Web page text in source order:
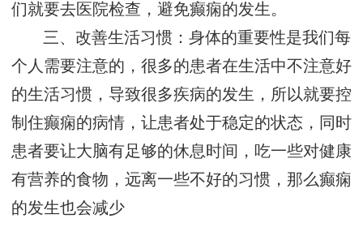
们就要去医院检查，避免癫痫的发生。
三、改善生活习惯：身体的重要性是我们每
个人需要注意的，很多的患者在生活中不注意好
的生活习惯，导致很多疾病的发生，所以就要控
制住癫痫的病情，让患者处于稳定的状态，同时
患者要让大脑有足够的休息时间，吃一些对健康
有营养的食物，远离一些不好的习惯，那么癫痫
的发生也会减少